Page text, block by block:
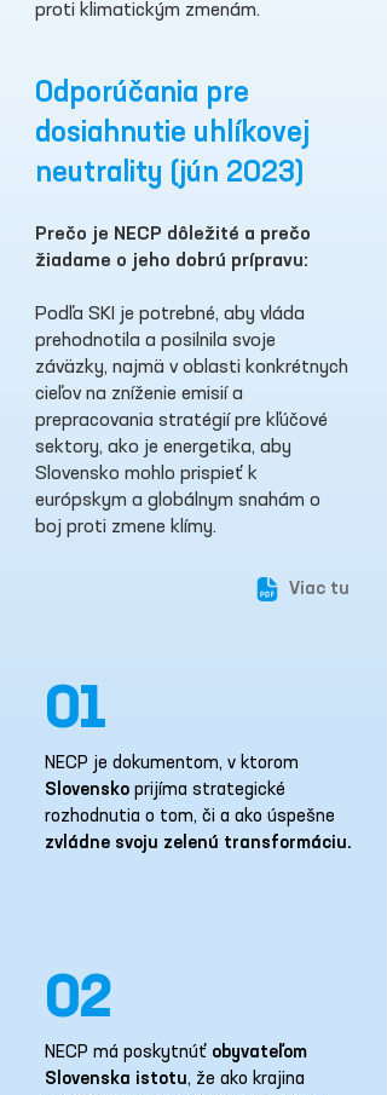
proti klimatickým zmenám.
Odporúčania pre
dosiahnutie uhlíkovej
neutrality (jún 2023)
Prečo je NECP dôležité a prečo
žiadame o jeho dobrú prípravu:
Podľa SKI je potrebné, aby vláda
prehodnotila a posilnila svoje
záväzky, najmä v oblasti konkrétnych
cieľov na zníženie emisií a
prepracovania stratégií pre kľúčové
sektory, ako je energetika, aby
Slovensko mohlo prispieť k
európskym a globálnym snahám o
boj proti zmene klímy.
Viac tu
01
NECP je dokumentom, v ktorom
Slovensko prijíma strategické
rozhodnutia o tom, či a ako úspešne
zvládne svoju zelenú transformáciu.
02
NECP má poskytnúť obyvateľom
Slovenska istotu, že ako krajina